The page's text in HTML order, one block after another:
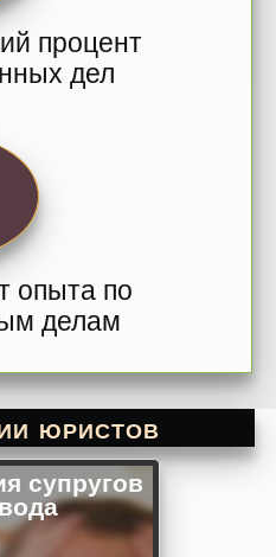
процент
дел
опыта по
делам
юристов
супругов